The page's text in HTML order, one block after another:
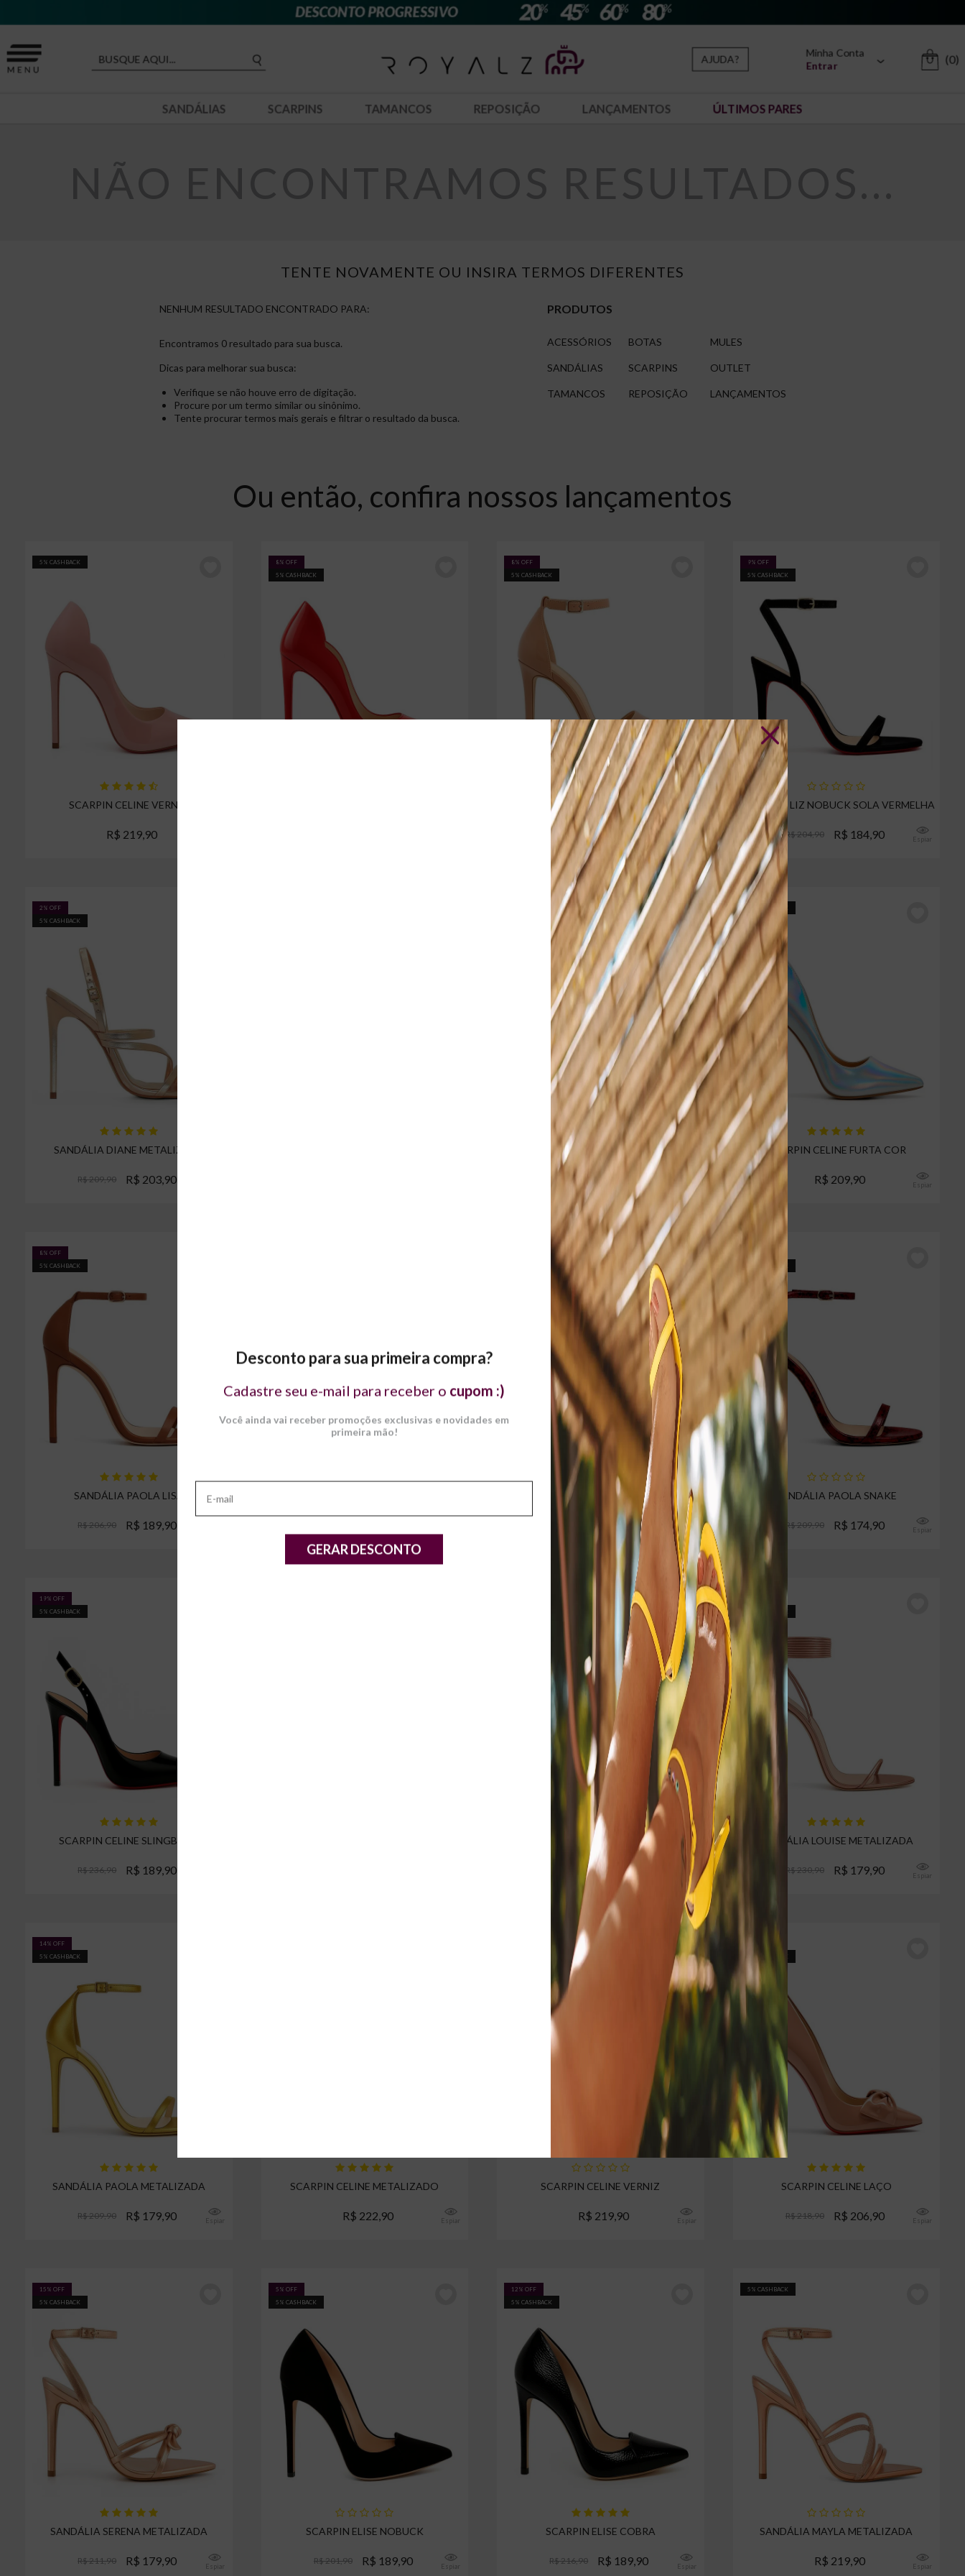
AJUDA?
Minha Conta
Entrar
(0)
SANDÁLIAS SCARPINS TAMANCOS REPOSIÇÃO LANÇAMENTOS ÚLTIMOS PARES
TENTE NOVAMENTE OU INSIRA TERMOS DIFERENTES
NENHUM RESULTADO ENCONTRADO PARA:
Encontramos 0 resultado para sua busca.
Dicas para melhorar sua busca:
Verifique se não houve erro de digitação.
Procure por um termo similar ou sinônimo.
Tente procurar termos mais gerais e filtrar o resultado da busca.
PRODUTOS
ACESSÓRIOS BOTAS MULES
SANDÁLIAS SCARPINS OUTLET
TAMANCOS REPOSIÇÃO LANÇAMENTOS
Ou então, confira nossos lançamentos
5% CASHBACK
SCARPIN CELINE VERNIZ
R$ 219,90
8% OFF
5% CASHBACK
8% OFF
5% CASHBACK
SANDÁLIA MAELLE VERNIZ
R$ 196,90 R$ 179,90 Espiar
9% OFF
5% CASHBACK
SANDÁLIA LIZ NOBUCK SOLA VERMELHA
R$ 204,90 R$ 184,90 Espiar
2% OFF
5% CASHBACK
SANDÁLIA DIANE METALIZADA
R$ 209,90 R$ 203,90
SANDÁLIA PAOLA VERNIZ
R$ 229,90 R$ 218,90 Espiar
5% CASHBACK
SCARPIN CELINE FURTA COR
R$ 209,90 Espiar
8% OFF
5% CASHBACK
SANDÁLIA PAOLA LISA
R$ 206,90 R$ 189,90
SCARPIN CELINE COBRA SOLA VERMELHA
R$ 199,90 Espiar
16% OFF
SANDÁLIA PAOLA SNAKE
R$ 209,90 R$ 174,90 Espiar
19% OFF
5% CASHBACK
SCARPIN CELINE SLINGBACK
R$ 236,90 R$ 189,90
SANDÁLIA VICTÓRIA VERNIZ
R$ 229,90 Espiar
SANDÁLIA LOUISE METALIZADA
R$ 230,90 R$ 179,90 Espiar
14% OFF
5% CASHBACK
SANDÁLIA PAOLA METALIZADA
R$ 209,90 R$ 179,90 Espiar
SCARPIN CELINE METALIZADO
R$ 222,90 Espiar
SCARPIN CELINE VERNIZ
R$ 219,90 Espiar
5% CASHBACK
SCARPIN CELINE LAÇO
R$ 218,90 R$ 206,90 Espiar
15% OFF
5% CASHBACK
SANDÁLIA SERENA METALIZADA
R$ 211,90 R$ 179,90 Espiar
5% OFF
5% CASHBACK
SCARPIN ELISE NOBUCK
R$ 201,90 R$ 189,90 Espiar
12% OFF
5% CASHBACK
SCARPIN ELISE COBRA
R$ 216,90 R$ 189,90 Espiar
5% CASHBACK
SANDÁLIA MAYLA METALIZADA
R$ 219,90 Espiar
Desconto para sua primeira compra?
Cadastre seu e-mail para receber o cupom :)
Você ainda vai receber promoções exclusivas e novidades em
primeira mão!
GERAR DESCONTO